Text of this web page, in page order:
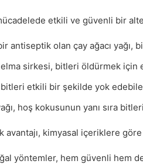
etkili ve güvenli bir
antiseptik olan çay ağacı yağı,
sirkesi, bitleri öldürmek için
bitleri etkili bir şekilde yok
hoş kokusunun yanı sıra
kimyasal içeriklere
yöntemler, hem güvenli hem